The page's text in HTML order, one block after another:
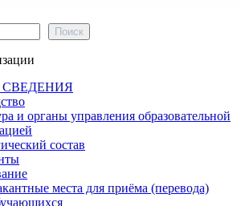
Поиск
и органы управления образовательной
состав
места для приёма (перевода)